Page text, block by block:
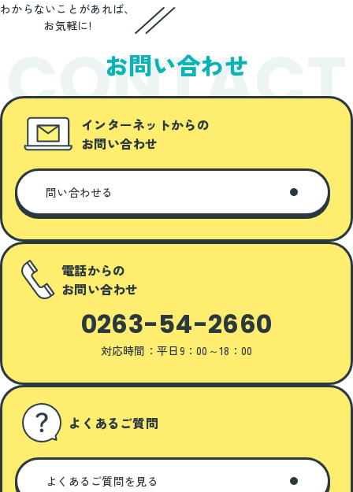
わからないことがあれば、
お気軽に!
お問い合わせ
CONTACT
インターネットからの
お問い合わせ
問い合わせる
電話からの
お問い合わせ
0263-54-2660
対応時間：平日9：00～18：00
よくあるご質問
よくあるご質問を見る